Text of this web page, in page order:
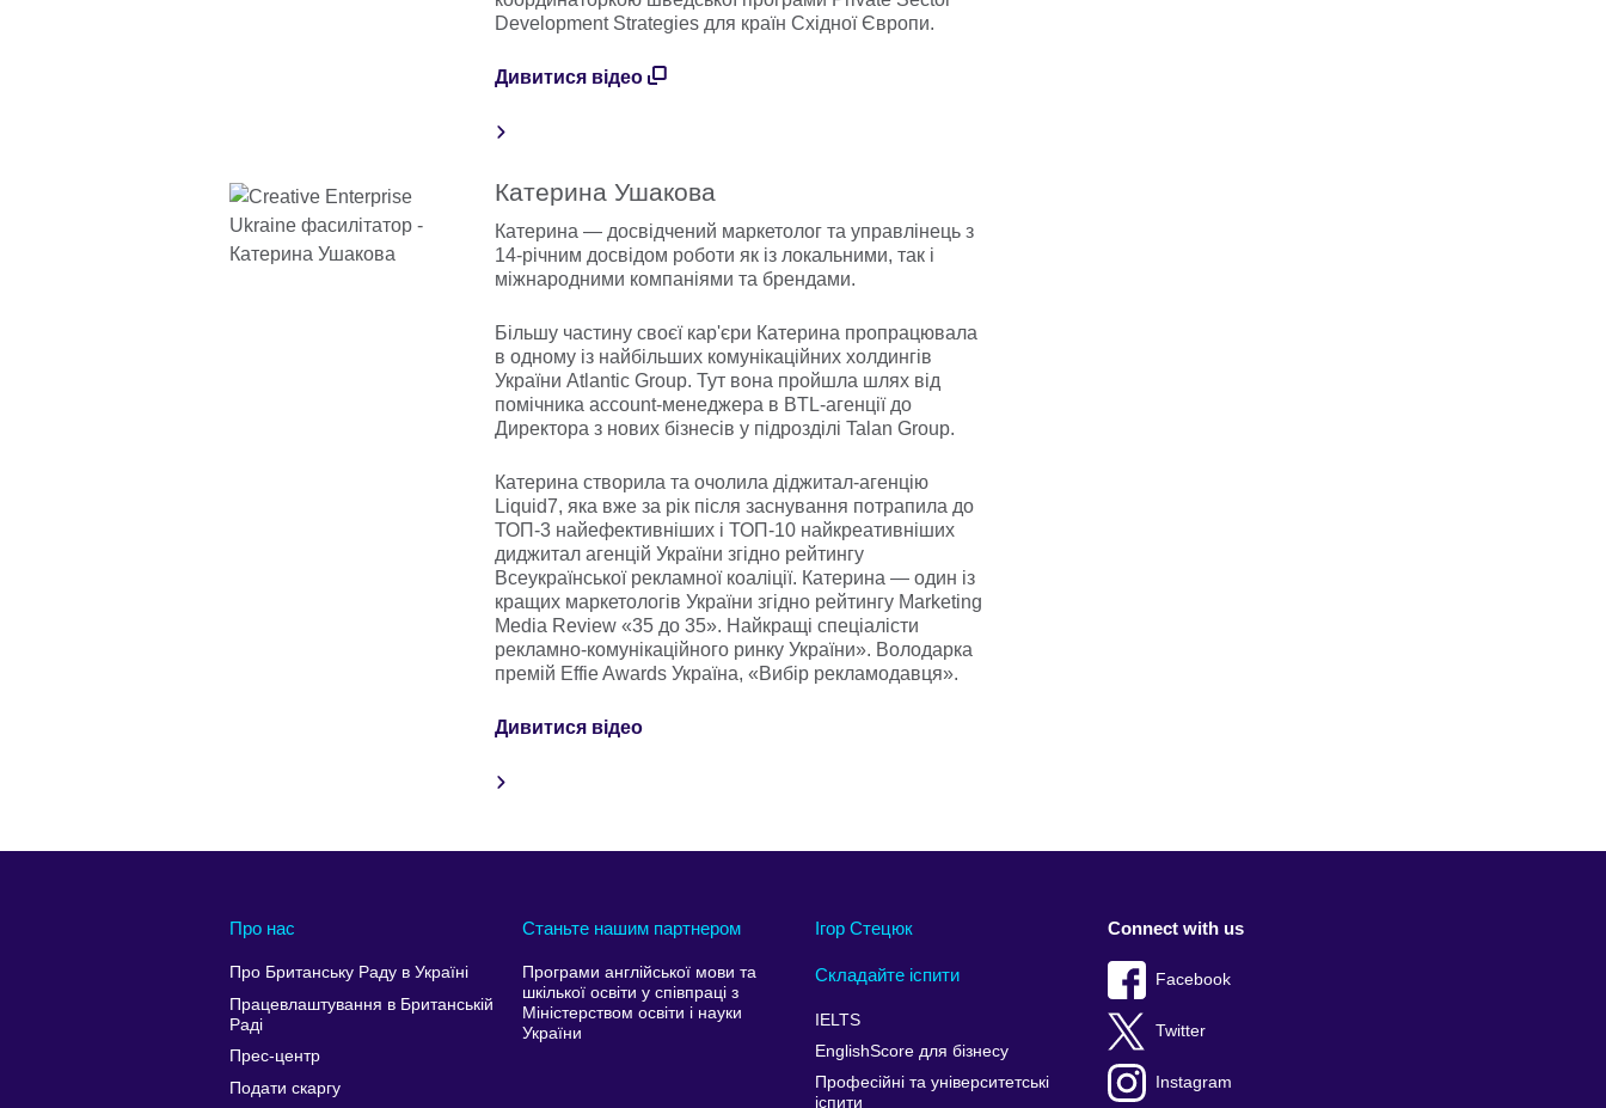
Development Strategies для країн Східної Європи.
Дивитися відео
Катерина Ушакова
Катерина — досвідчений маркетолог та управлінець з
14-річним досвідом роботи як із локальними, так і
міжнародними компаніями та брендами.
Більшу частину своєї кар'єри Катерина пропрацювала
в одному із найбільших комунікаційних холдингів
України Atlantic Group. Тут вона пройшла шлях від
помічника account-менеджера в BTL-агенції до
Директора з нових бізнесів у підрозділі Talan Group.
Катерина створила та очолила діджитал-агенцію
Liquid7, яка вже за рік після заснування потрапила до
ТОП-3 найефективніших і ТОП-10 найкреативніших
диджитал агенцій України згідно рейтингу
Всеукраїнської рекламної коаліції. Катерина — один із
кращих маркетологів України згідно рейтингу Marketing
Media Review «35 до 35». Найкращі спеціалісти
рекламно-комунікаційного ринку України». Володарка
премій Effie Awards Україна, «Вибір рекламодавця».
Дивитися відео
Про нас
Про Британську Раду в Україні
Працевлаштування в Британській
Раді
Прес-центр
Подати скаргу
Станьте нашим партнером
Програми англійської мови та
шкілької освіти у співпраці з
Міністерством освіти і науки
України
Ігор Стецюк
Складайте іспити
IELTS
EnglishScore для бізнесу
Професійні та університетські
іспити
Connect with us
Facebook
Twitter
Instagram